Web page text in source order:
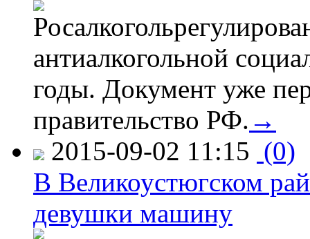
антиалкогольной
годы. Документ уже
правительство РФ. →
2015-09-02 11:15 (0)
В Великоустюгском
девушки машину